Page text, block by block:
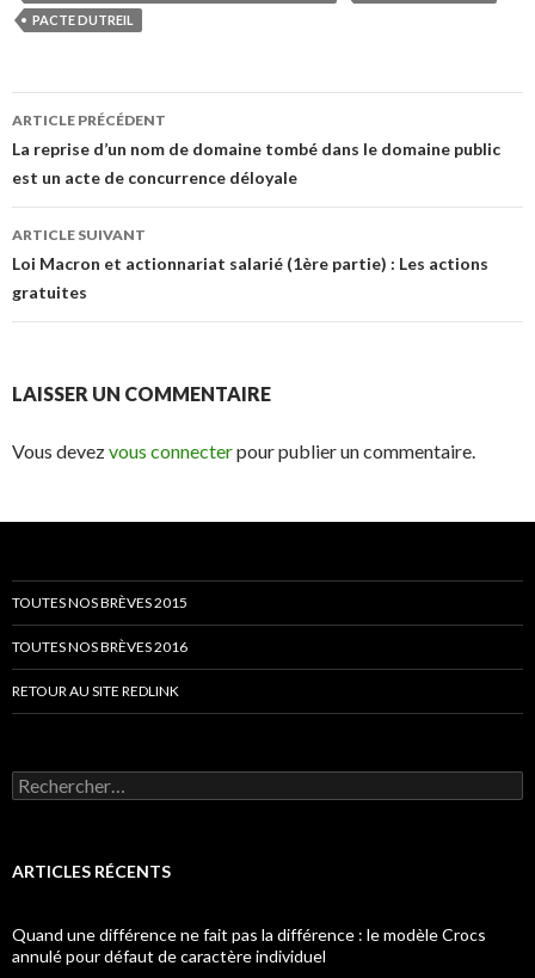
PACTE DUTREIL
Navigation
des
articles
ARTICLE PRÉCÉDENT
La reprise d’un nom de domaine tombé dans le domaine public
est un acte de concurrence déloyale
ARTICLE SUIVANT
Loi Macron et actionnariat salarié (1ère partie) : Les actions
gratuites
LAISSER UN COMMENTAIRE
Vous devezvous connecterpour publier un commentaire.
TOUTES NOS BRÈVES 2015
TOUTES NOS BRÈVES 2016
RETOUR AU SITE REDLINK
Rechercher :
ARTICLES RÉCENTS
Quand une différence ne fait pas la différence : le modèle Crocs
annulé pour défaut de caractère individuel